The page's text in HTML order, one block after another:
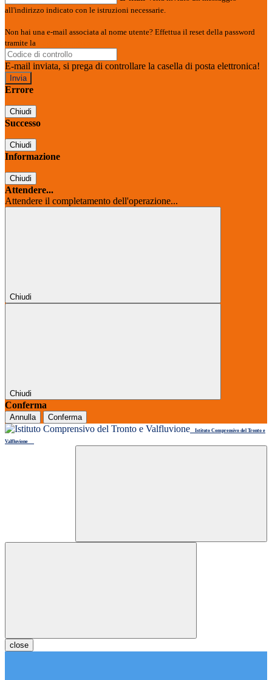
all'indirizzo indicato con le istruzioni necessarie.
Non hai una e-mail associata al nome utente? Effettua il reset della password
tramite la
E-mail inviata, si prega di controllare la casella di posta elettronica!
Errore
Chiudi
Successo
Chiudi
Informazione
Chiudi
Attendere...
Attendere il completamento dell'operazione...
Chiudi
Chiudi
Conferma
Annulla Conferma
Istituto Comprensivo del Tronto e
Valfluvione
close